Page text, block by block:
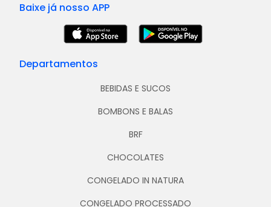
Baixe já nosso APP
Departamentos
BEBIDAS E SUCOS
BOMBONS E BALAS
BRF
CHOCOLATES
CONGELADO IN NATURA
CONGELADO PROCESSADO